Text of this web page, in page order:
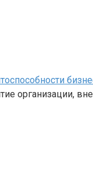
организации,